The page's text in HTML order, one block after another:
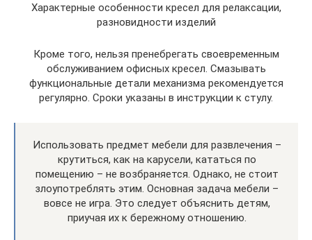
Характерные особенности кресел для релаксации,
разновидности изделий
Кроме того, нельзя пренебрегать своевременным
обслуживанием офисных кресел. Смазывать
функциональные детали механизма рекомендуется
регулярно. Сроки указаны в инструкции к стулу.
Использовать предмет мебели для развлечения –
крутиться, как на карусели, кататься по
помещению – не возбраняется. Однако, не стоит
злоупотреблять этим. Основная задача мебели –
вовсе не игра. Это следует объяснить детям,
приучая их к бережному отношению.